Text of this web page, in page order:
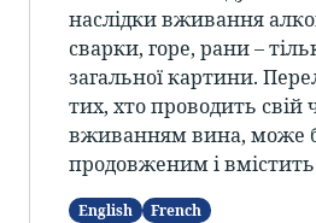
наслідки вживання
сварки, горе, рани –
загальної картини.
тих, хто проводить свій
вживанням вина, може
продовженим і вмістить
English
French